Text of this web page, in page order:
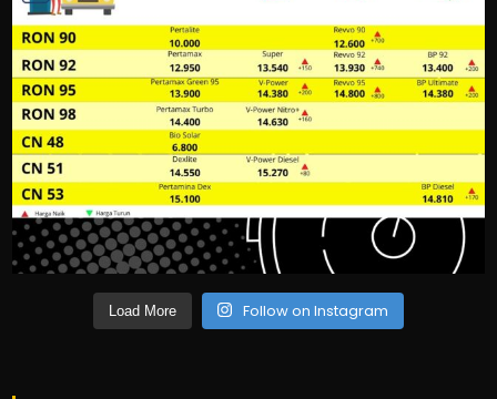
Load More Follow on Instagram